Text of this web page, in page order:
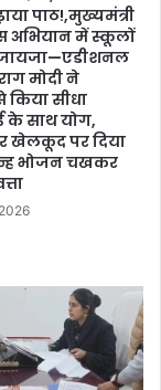
पाठ!,मुख्यमंत्री
अभियान में स्कूलों
मोदी ने
से किया सीधा
के साथ योग,
खेलकूद पर दिया
भोजन चखकर